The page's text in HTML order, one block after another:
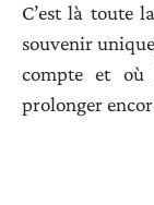
C’est là toute
souvenir
compte et où
prolonger